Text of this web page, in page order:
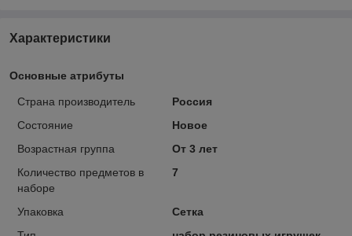
Характеристики
Основные атрибуты
Страна производитель
Россия
Состояние
Новое
Возрастная группа
От 3 лет
Количество предметов в
наборе
7
Упаковка
Сетка